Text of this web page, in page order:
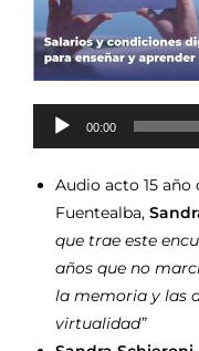
Reproductor
de
00:00
Audio acto 15
Fuentealba,
que trae este
años que no
la memoria y las
virtualidad”